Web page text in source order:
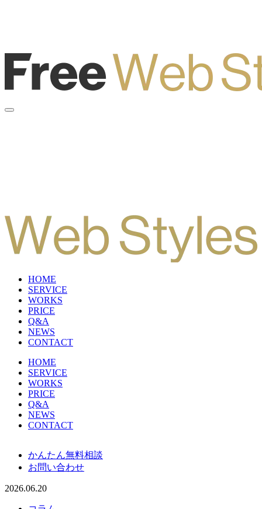
HOME
SERVICE
WORKS
PRICE
Q&A
NEWS
CONTACT
HOME
SERVICE
WORKS
PRICE
Q&A
NEWS
CONTACT
かんたん無料相談
お問い合わせ
2026.06.20